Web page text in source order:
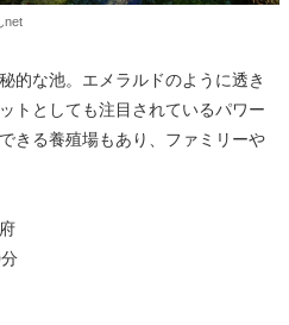
net
的な池。エメラルドのように透き
トとしても注目されているパワー
きる養殖場もあり、ファミリーや